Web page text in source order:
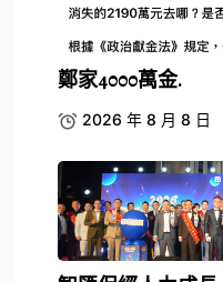
鄭家4000萬金.
2026 年 8 月 8 日